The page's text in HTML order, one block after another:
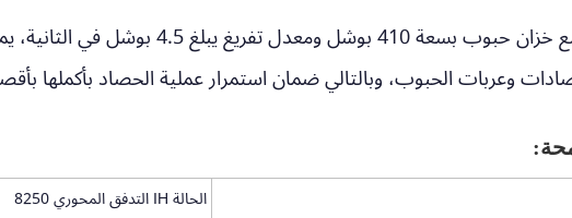
مع خزان حبوب بسعة 410 بوشل
وعربات الحبوب، وبالتالي ضمان استمرار عملية الحصاد بأكملها
الحالة IH التدفق المحوري 8250